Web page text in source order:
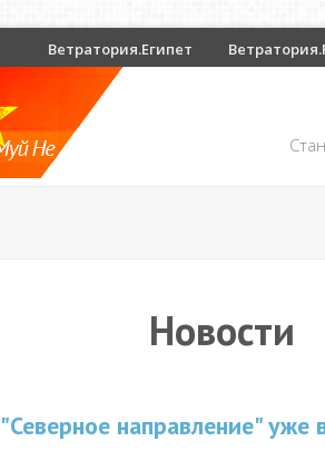
Ветратория.Египет
Новости
"Северное направление" уже